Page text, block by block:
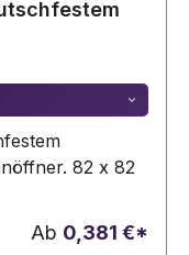
82 x 82
Ab 0,381 €*